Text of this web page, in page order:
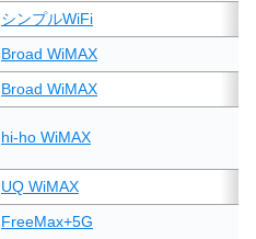
シンプルWiFi
Broad WiMAX
Broad WiMAX
hi-ho WiMAX
UQ WiMAX
FreeMax+5G